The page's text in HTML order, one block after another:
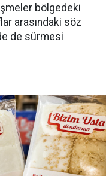
bölgedeki
arasındaki söz
de sürmesi